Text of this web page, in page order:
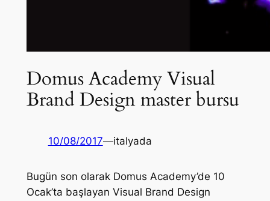
Domus Academy Visual
Brand Design master bursu
10/08/2017—italyada
Bugün son olarak Domus Academy’de 10
Ocak’ta başlayan Visual Brand Design